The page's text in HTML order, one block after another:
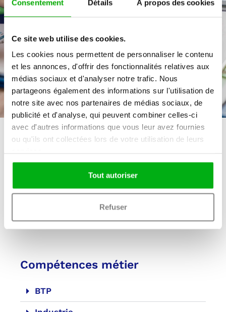
Consentement Détails À propos des cookies
Ce site web utilise des cookies.
Les cookies nous permettent de personnaliser le contenu
et les annonces, d'offrir des fonctionnalités relatives aux
médias sociaux et d'analyser notre trafic. Nous
partageons également des informations sur l'utilisation de
notre site avec nos partenaires de médias sociaux, de
publicité et d'analyse, qui peuvent combiner celles-ci
avec d'autres informations que vous leur avez fournies
ou qu'ils ont collectées lors de votre utilisation de leurs
Tout autoriser
Refuser
accompagner dans l’évaluation technique de vos
candidats.
Je choisis mon test
Parcourez notrecatalogue
de tests
Compétences métier
BTP